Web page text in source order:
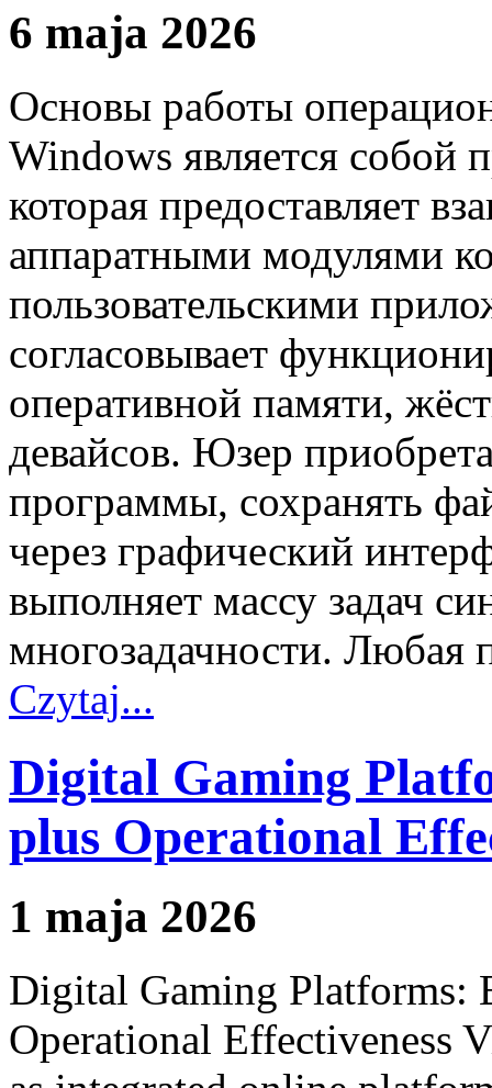
6 maja 2026
Основы работы
Windows является
которая предоставляет
аппаратными модулями
пользовательскими
согласовывает
оперативной памяти,
девайсов. Юзер
программы, сохранять
через графический
выполняет массу задач
многозадачности.
Czytaj...
Digital Gaming
plus Operational
1 maja 2026
Digital Gaming Platforms:
Operational Effectiveness